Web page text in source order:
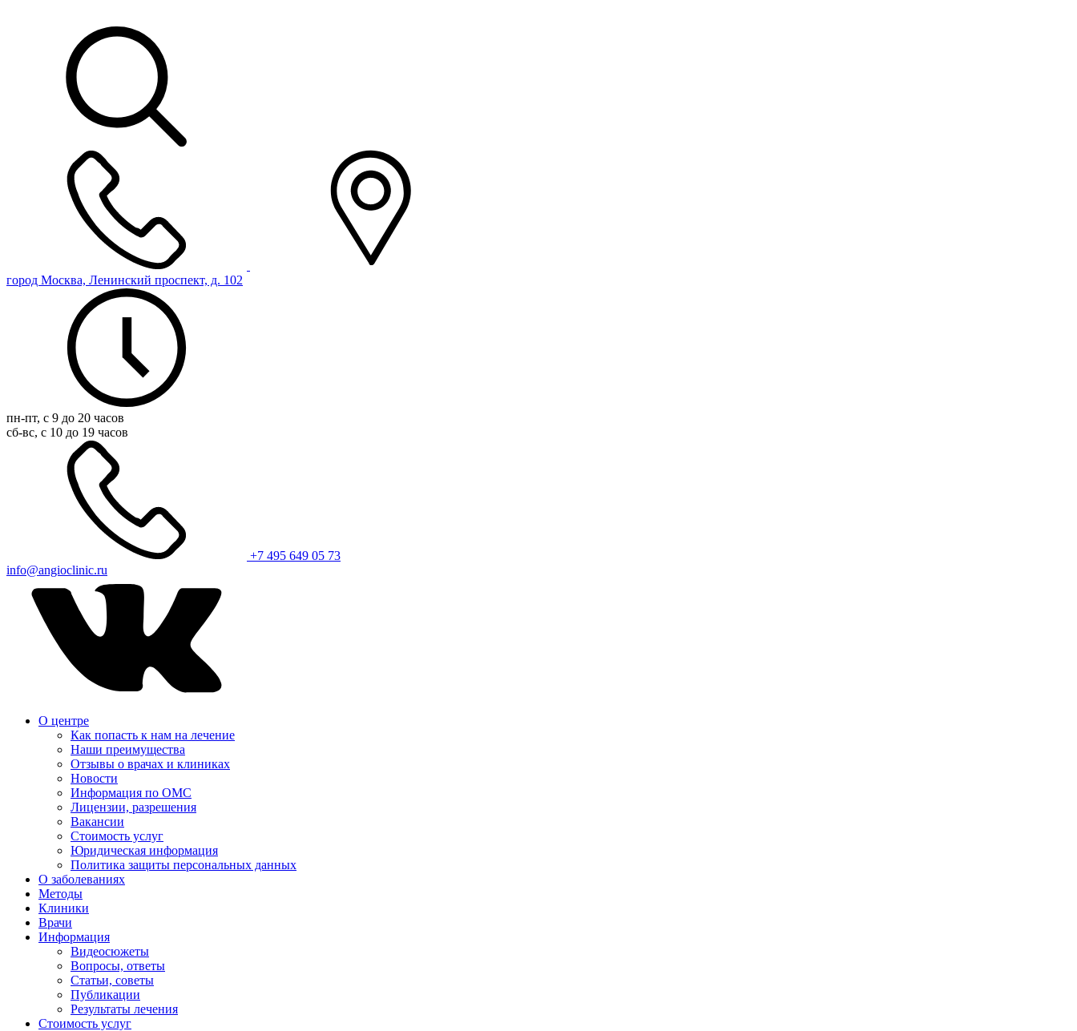
город Москва, Ленинский проспект, д. 102
пн-пт, с 9 до 20 часов
сб-вс, с 10 до 19 часов
+7 495 649 05 73
info@angioclinic.ru
О центре
Как попасть к нам на лечение
Наши преимущества
Отзывы о врачах и клиниках
Новости
Информация по ОМС
Лицензии, разрешения
Вакансии
Стоимость услуг
Юридическая информация
Политика защиты персональных данных
О заболеваниях
Методы
Клиники
Врачи
Информация
Видеосюжеты
Вопросы, ответы
Статьи, советы
Публикации
Результаты лечения
Стоимость услуг